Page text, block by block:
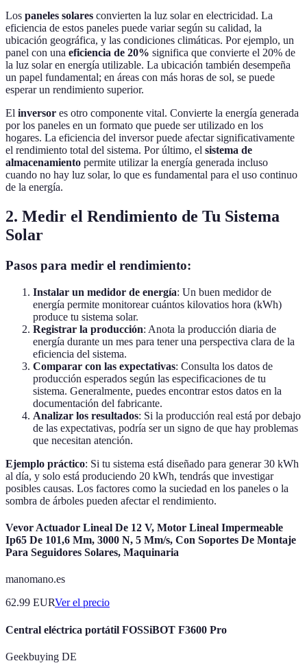
Los paneles solares convierten la luz solar en electricidad. La
eficiencia de estos paneles puede variar según su calidad, la
ubicación geográfica, y las condiciones climáticas. Por ejemplo, un
panel con una eficiencia de 20% significa que convierte el 20% de
la luz solar en energía utilizable. La ubicación también desempeña
un papel fundamental; en áreas con más horas de sol, se puede
esperar un rendimiento superior.
El inversor es otro componente vital. Convierte la energía generada
por los paneles en un formato que puede ser utilizado en los
hogares. La eficiencia del inversor puede afectar significativamente
el rendimiento total del sistema. Por último, el sistema de
almacenamiento permite utilizar la energía generada incluso
cuando no hay luz solar, lo que es fundamental para el uso continuo
de la energía.
2. Medir el Rendimiento de Tu Sistema
Solar
Pasos para medir el rendimiento:
Instalar un medidor de energía: Un buen medidor de
energía permite monitorear cuántos kilovatios hora (kWh)
produce tu sistema solar.
Registrar la producción: Anota la producción diaria de
energía durante un mes para tener una perspectiva clara de la
eficiencia del sistema.
Comparar con las expectativas: Consulta los datos de
producción esperados según las especificaciones de tu
sistema. Generalmente, puedes encontrar estos datos en la
documentación del fabricante.
Analizar los resultados: Si la producción real está por debajo
de las expectativas, podría ser un signo de que hay problemas
que necesitan atención.
Ejemplo práctico: Si tu sistema está diseñado para generar 30 kWh
al día, y solo está produciendo 20 kWh, tendrás que investigar
posibles causas. Los factores como la suciedad en los paneles o la
sombra de árboles pueden afectar el rendimiento.
Vevor Actuador Lineal De 12 V, Motor Lineal Impermeable
Ip65 De 101,6 Mm, 3000 N, 5 Mm/s, Con Soportes De Montaje
Para Seguidores Solares, Maquinaria
manomano.es
62.99 EURVer el precio
Central eléctrica portátil FOSSiBOT F3600 Pro
Geekbuying DE